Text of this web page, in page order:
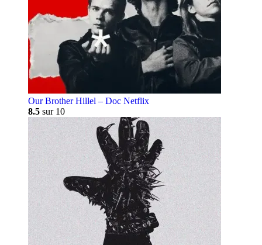
Our Brother Hillel – Doc Netflix
8.5 sur 10